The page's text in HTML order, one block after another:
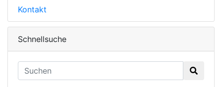
Kontakt
Schnellsuche